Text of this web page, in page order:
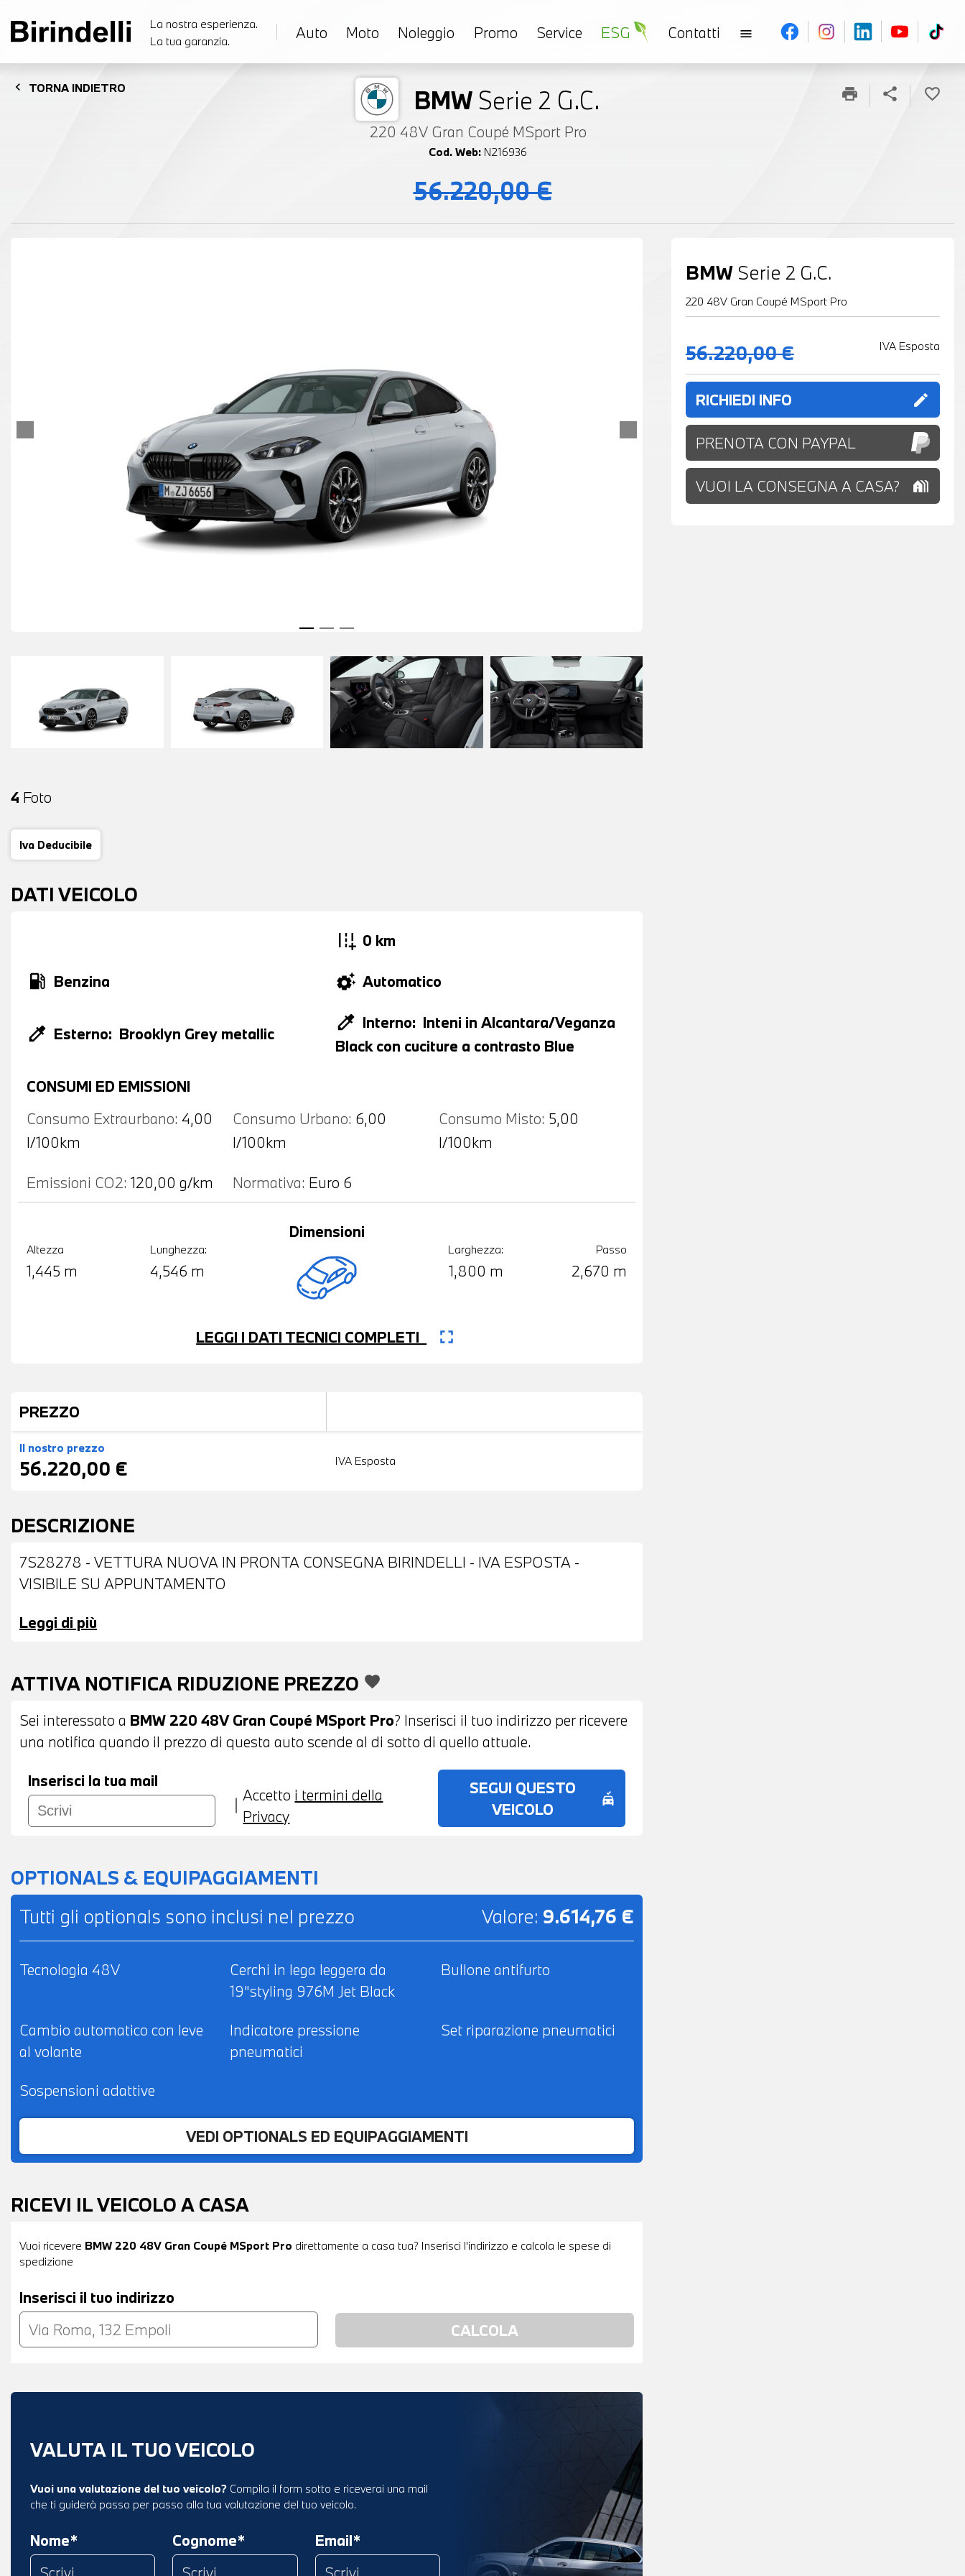
La nostra esperienza.
La tua garanzia.
Auto Moto Noleggio Promo Service ESG Contatti menu
chevron_left TORNA INDIETRO BMW Serie 2 G.C.
220 48V Gran Coupé MSport Pro
Cod. Web: N216936
print share favorite_border
56.220,00 €
4 Foto
Iva Deducibile
DATI VEICOLO
add_road 0 km
local_gas_station Benzina settings_suggestAutomatico
colorize Esterno: Brooklyn Grey metallic
colorize Interno: Inteni in Alcantara/Veganza
Black con cuciture a contrasto Blue
CONSUMI ED EMISSIONI
Consumo Extraurbano: 4,00
l/100km
Consumo Urbano: 6,00
l/100km
Consumo Misto: 5,00
l/100km
Emissioni CO2: 120,00 g/km Normativa: Euro 6
Altezza
1,445 m
Lunghezza:
4,546 m
Dimensioni
Larghezza:
1,800 m
Passo
2,670 m
LEGGI I DATI TECNICI COMPLETI fullscreen
PREZZO
Il nostro prezzo
56.220,00 € IVA Esposta
DESCRIZIONE
7S28278 - VETTURA NUOVA IN PRONTA CONSEGNA BIRINDELLI - IVA ESPOSTA -
VISIBILE SU APPUNTAMENTO
Leggi di più
ATTIVA NOTIFICA RIDUZIONE PREZZO favorite
Sei interessato a BMW 220 48V Gran Coupé MSport Pro? Inserisci il tuo indirizzo per ricevere
una notifica quando il prezzo di questa auto scende al di sotto di quello attuale.
Inserisci la tua mail
Accetto i termini della
Privacy
SEGUI QUESTO
VEICOLO
no_crash
OPTIONALS & EQUIPAGGIAMENTI
Tutti gli optionals sono inclusi nel prezzo
Valore: 9.614,76 €
Tecnologia 48V
Cerchi in lega leggera da
19"styling 976M Jet Black
Bullone antifurto
Cambio automatico con leve
al volante
Indicatore pressione
pneumatici
Set riparazione pneumatici
Sospensioni adattive
VEDI OPTIONALS ED EQUIPAGGIAMENTI
RICEVI IL VEICOLO A CASA
Vuoi ricevere BMW 220 48V Gran Coupé MSport Pro direttamente a casa tua? Inserisci l'indirizzo e calcola le spese di
spedizione
Inserisci il tuo indirizzo
VALUTA IL TUO VEICOLO
Vuoi una valutazione del tuo veicolo? Compila il form sotto e riceverai una mail
che ti guiderà passo per passo alla tua valutazione del tuo veicolo.
Nome* Cognome* Email*
BMW Serie 2 G.C.
220 48V Gran Coupé MSport Pro
56.220,00 € IVA Esposta
RICHIEDI INFO edit
PRENOTA CON PAYPAL
VUOI LA CONSEGNA A CASA? holiday_village